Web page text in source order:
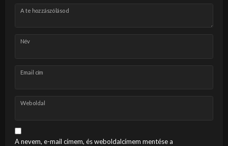
A te hozzászólásod
Név
Email cím
Weboldal
A nevem, e-mail címem, és weboldalcímem mentése a